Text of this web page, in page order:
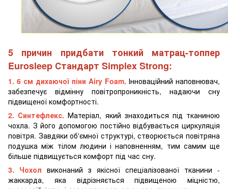
5 причин придбати тонкий матрац-топпер
Eurosleep Стандарт Simplex Strong:
1. 6 см дихаючоїпіни Airy Foam. Інноваційний наповнювач,
забезпечує відмінну повітропроникність, надаючи сну
підвищеної комфортності.
2. Синтефлекс. Матеріал, який знаходиться під тканиною
чохла. З його допомогою постійно відбувається циркуляція
повітря. Завдяки об'ємної структурі, створюється повітряна
подушка між тілом людини і наповненням, тим самим ще
більше підвищується комфорт під час сну.
3. Чохол виконаний з якісної спеціалізованої тканини -
жаккарда, яка відрізняється підвищеною міцністю,